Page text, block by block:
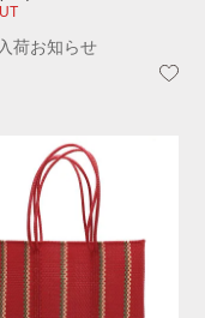
荷お知らせ